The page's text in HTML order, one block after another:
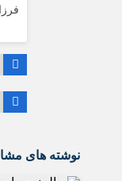
نوشته های